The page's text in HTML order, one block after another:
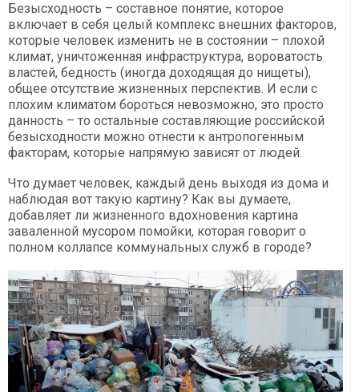
Безысходность – составное понятие, которое
включает в себя целый комплекс внешних факторов,
которые человек изменить не в состоянии – плохой
климат, уничтоженная инфраструктура, вороватость
властей, бедность (иногда доходящая до нищеты),
общее отсутствие жизненных перспектив. И если с
плохим климатом бороться невозможно, это просто
данность – то остальные составляющие российской
безысходности можно отнести к антропогенным
факторам, которые напрямую зависят от людей.
Что думает человек, каждый день выходя из дома и
наблюдая вот такую картину? Как вы думаете,
добавляет ли жизненного вдохновения картина
заваленной мусором помойки, которая говорит о
полном коллапсе коммунальных служб в городе?